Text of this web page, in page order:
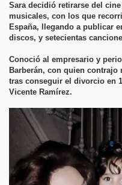
Sara decidió retirarse del
musicales, con los que
España, llegando a publicar
discos, y setecientas
Conoció al empresario y
Barberán, con quien contrajo
tras conseguir el divorcio en
Vicente Ramírez.